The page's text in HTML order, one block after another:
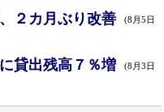
２カ月ぶり改善 (8月5日
貸出残高７％増 (8月3日